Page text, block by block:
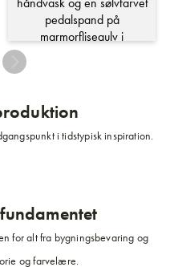
i tidstypisk inspiration.
for alt fra bygningsbevaring og
og farvelære.